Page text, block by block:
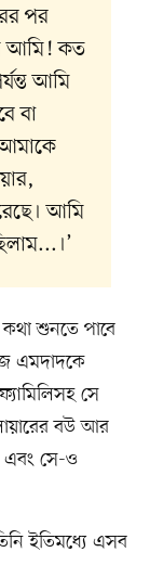
পর
আমি! কত
আমি
বা
আমি
কথা শুনতে পাবে
এমদাদকে
সে
বউ আর
এবং সে-ও
ইতিমধ্যে এসব